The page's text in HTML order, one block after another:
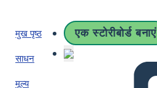
मुख पृष्ठ
साधन
मूल्य
एक स्टोरीबोर्ड बनाएं